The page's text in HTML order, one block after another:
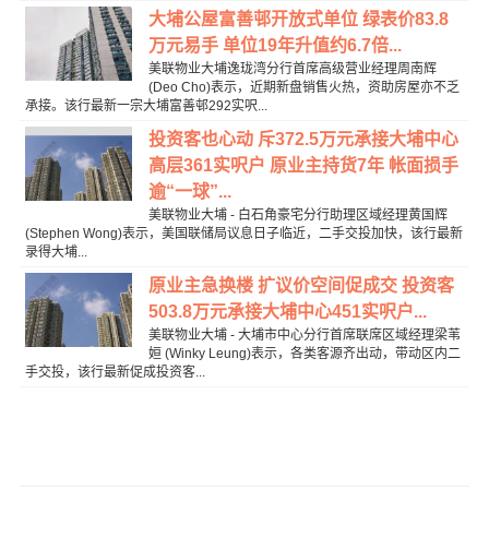
大埔公屋富善邨开放式单位 绿表价83.8
万元易手 单位19年升值约6.7倍...
美联物业大埔逸珑湾分行首席高级营业经理周南辉
(Deo Cho)表示，近期新盘销售火热，资助房屋亦不乏
承接。该行最新一宗大埔富善邨292实呎...
投资客也心动 斥372.5万元承接大埔中心
高层361实呎户 原业主持货7年 帐面损手
逾“一球”...
美联物业大埔 - 白石角豪宅分行助理区域经理黄国辉
(Stephen Wong)表示，美国联储局议息日子临近，二手交投加快，该行最新
录得大埔...
原业主急换楼 扩议价空间促成交 投资客
503.8万元承接大埔中心451实呎户...
美联物业大埔 - 大埔市中心分行首席联席区域经理梁苇
姮 (Winky Leung)表示，各类客源齐出动，带动区内二
手交投，该行最新促成投资客...